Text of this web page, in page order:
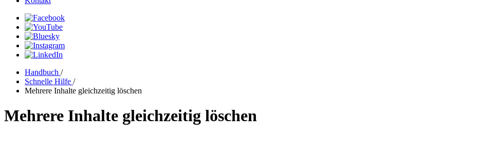
Handbuch /
Schnelle Hilfe /
Mehrere Inhalte gleichzeitig löschen
Mehrere Inhalte gleichzeitig löschen